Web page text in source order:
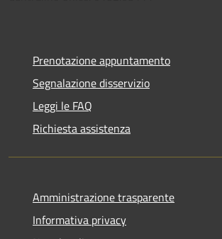
Prenotazione appuntamento
Segnalazione disservizio
Leggi le FAQ
Richiesta assistenza
Amministrazione trasparente
Informativa privacy